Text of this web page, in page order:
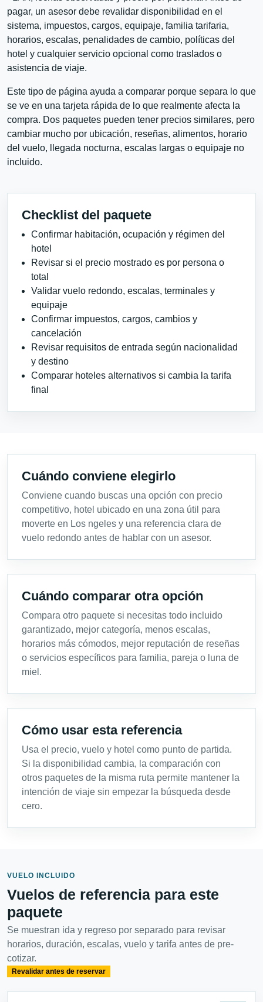
pagar, un asesor debe revalidar disponibilidad en el
sistema, impuestos, cargos, equipaje, familia tarifaria,
horarios, escalas, penalidades de cambio, políticas del
hotel y cualquier servicio opcional como traslados o
asistencia de viaje.
Este tipo de página ayuda a comparar porque separa lo que
se ve en una tarjeta rápida de lo que realmente afecta la
compra. Dos paquetes pueden tener precios similares, pero
cambiar mucho por ubicación, reseñas, alimentos, horario
del vuelo, llegada nocturna, escalas largas o equipaje no
incluido.
Checklist del paquete
Confirmar habitación, ocupación y régimen del
hotel
Revisar si el precio mostrado es por persona o
total
Validar vuelo redondo, escalas, terminales y
equipaje
Confirmar impuestos, cargos, cambios y
cancelación
Revisar requisitos de entrada según nacionalidad
y destino
Comparar hoteles alternativos si cambia la tarifa
final
Cuándo conviene elegirlo
Conviene cuando buscas una opción con precio
competitivo, hotel ubicado en una zona útil para
moverte en Los ngeles y una referencia clara de
vuelo redondo antes de hablar con un asesor.
Cuándo comparar otra opción
Compara otro paquete si necesitas todo incluido
garantizado, mejor categoría, menos escalas,
horarios más cómodos, mejor reputación de reseñas
o servicios específicos para familia, pareja o luna de
miel.
Cómo usar esta referencia
Usa el precio, vuelo y hotel como punto de partida.
Si la disponibilidad cambia, la comparación con
otros paquetes de la misma ruta permite mantener la
intención de viaje sin empezar la búsqueda desde
cero.
VUELO INCLUIDO
Vuelos de referencia para este
paquete
Se muestran ida y regreso por separado para revisar
horarios, duración, escalas, vuelo y tarifa antes de pre-
cotizar.
Revalidar antes de reservar